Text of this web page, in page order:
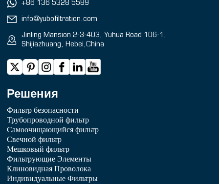
+86 136 5328 5589
info@yubofiltration.com
Jinling Mansion 2-3-403, Yuhua Road 106-1,
Shijiazhuang, Hebei,China
Решения
Фильтр безопасности
Трубопроводной фильтр
Самоочищающийся фильтр
Свечной фильтр
Мешковый фильтр
Фильтрующие Элементы
Клиновидная Проволока
Индивидуальные Фильтры